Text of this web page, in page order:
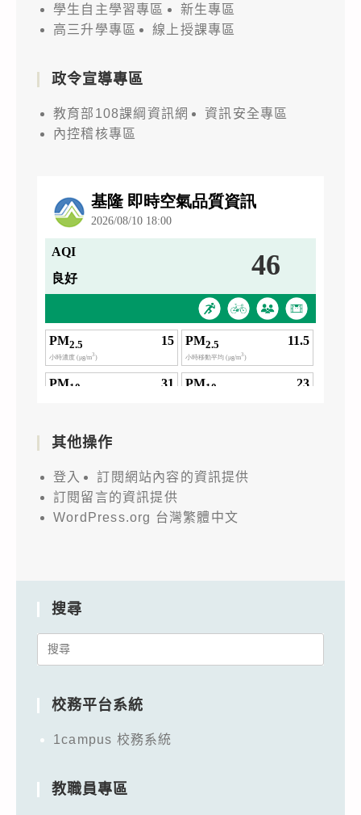
學生自主學習專區
新生專區
高三升學專區
線上授課專區
政令宣導專區
教育部108課綱資訊網
資訊安全專區
內控稽核專區
其他操作
登入
訂閱網站內容的資訊提供
訂閱留言的資訊提供
WordPress.org 台灣繁體中文
搜尋
Search
校務平台系統
1campus 校務系統
教職員專區